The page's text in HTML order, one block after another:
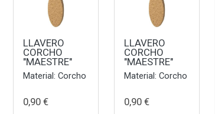
LLAVERO
CORCHO
"MAESTRE"
Material: Corcho
0,90 €
LLAVERO
CORCHO
"MAESTRE"
Material: Corcho
0,90 €